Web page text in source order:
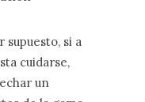
supuesto, si a
cuidarse,
un